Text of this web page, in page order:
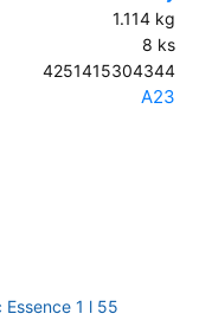
1.114 kg
8 ks
4251415304344
A23
Essence 1 l 55